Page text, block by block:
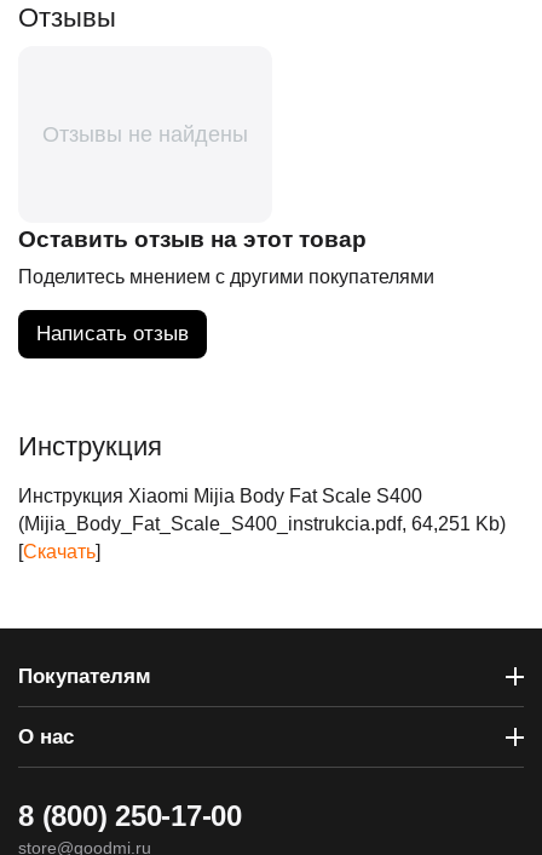
Отзывы
Отзывы не найдены
Оставить отзыв на этот товар
Поделитесь мнением с другими покупателями
Написать отзыв
Инструкция
Инструкция Xiaomi Mijia Body Fat Scale S400
(Mijia_Body_Fat_Scale_S400_instrukcia.pdf, 64,251 Kb)
[Скачать]
Покупателям
О нас
8 (800) 250-17-00
store@goodmi.ru